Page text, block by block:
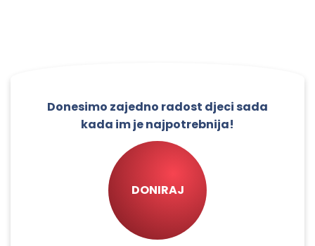
Donesimo zajedno radost djeci sada
kada im je najpotrebnija!
DONIRAJ